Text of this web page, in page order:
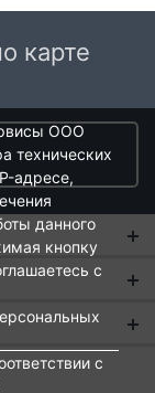
образа
сочетают
удобную
и чистый
ритуалы в
и
пользы.
до
МКАД399 руб.
599 руб.
- с 10 до 22
по Москве
в пункт
заказов.
с большим
карте
ООО
технических
адресе,
данного
кнопку
с
с